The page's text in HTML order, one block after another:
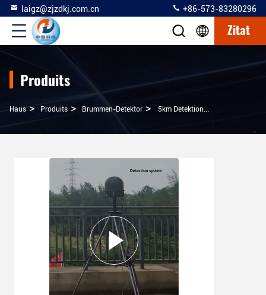
laigz@zjzdkj.com.cn +86-573-83280296
Zitat
Produits
Haus > Produits > Brummen-Detektor > 5km Detektionsbereich-Stationäres Antibrummen-Gerät Mit Weißer Listen-Funktion